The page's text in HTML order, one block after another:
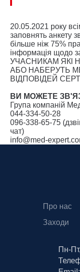
20.05.2021 року
заповнять анкету
більше ніж 75%
інформація щодо
УЧАСНИКАМ ЯКІ
АБО НАБЕРУТЬ
ВІДПОВІДЕЙ
ВИ МОЖЕТЕ
Група компаній
044-334-50-28
096-338-65-75
чат)
info@med-
Про нас
Заходи
Пн-